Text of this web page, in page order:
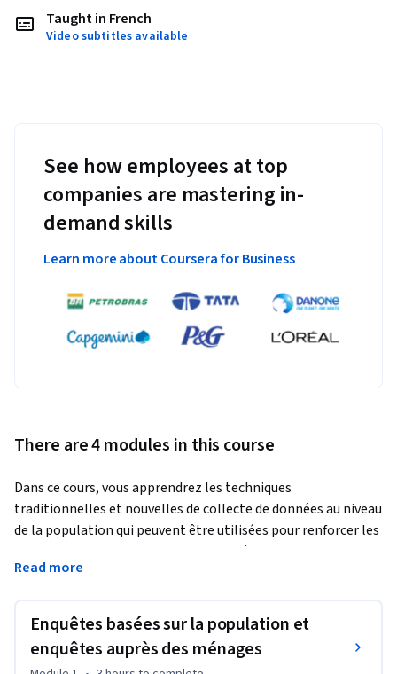
Taught in French
Video subtitles available
See how employees at top
companies are mastering in-
demand skills
Learn more about Coursera for Business
There are 4 modules in this course
Dans ce cours, vous apprendrez les techniques
traditionnelles et nouvelles de collecte de données au niveau
de la population qui peuvent être utilisées pour renforcer les
programmes et les politiques de santé publique. Des experts
du monde entier définiront et expliqueront les concepts clés
sur la population, en mettant l’accent sur l’utilisation de
nouvelles techniques d’enquête telles que les enquêtes par
téléphone portable et en ligne, les données sur les services
Read more
Enquêtes basées sur la population et
enquêtes auprès des ménages